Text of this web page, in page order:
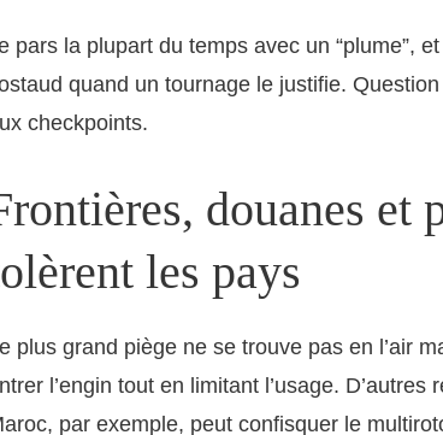
pars la plupart du temps avec un “plume”,
quand un tournage le justifie.
checkpoints.
douanes et
les pays
plus grand piège ne se trouve pas en l’air
l’engin tout en limitant l’usage.
par exemple, peut confisquer le